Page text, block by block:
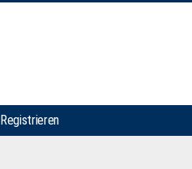
Registrieren